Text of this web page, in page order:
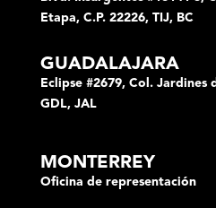
Etapa, C.P. 22226, TIJ, BC
GUADALAJARA
Eclipse #2679, Col. Jardines
GDL, JAL
MONTERREY
Oficina de representación